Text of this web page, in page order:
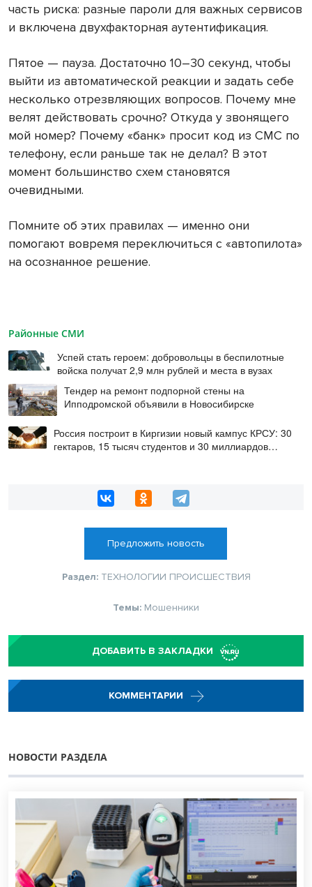
часть риска: разные пароли для важных сервисов
и включена двухфакторная аутентификация.
Пятое — пауза. Достаточно 10–30 секунд, чтобы
выйти из автоматической реакции и задать себе
несколько отрезвляющих вопросов. Почему мне
велят действовать срочно? Откуда у звонящего
мой номер? Почему «банк» просит код из СМС по
телефону, если раньше так не делал? В этот
момент большинство схем становятся
очевидными.
Помните об этих правилах — именно они
помогают вовремя переключиться с «автопилота»
на осознанное решение.
Районные СМИ
Успей стать героем: добровольцы в беспилотные
войска получат 2,9 млн рублей и места в вузах
Тендер на ремонт подпорной стены на
Ипподромской объявили в Новосибирске
Россия построит в Киргизии новый кампус КРСУ: 30
гектаров, 15 тысяч студентов и 30 миллиардов
Предложить новость
Раздел: ТЕХНОЛОГИИ ПРОИСШЕСТВИЯ
Темы: Мошенники
ДОБАВИТЬ В ЗАКЛАДКИ
КОММЕНТАРИИ
НОВОСТИ РАЗДЕЛА